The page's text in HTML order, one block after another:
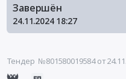
Завершён
24.11.2024 18:27
Тендер №801580019584от